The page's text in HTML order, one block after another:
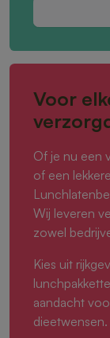
Voor
Of je nu een
of een
Wij leveren
zowel
Kies uit
aandacht
dieetwensen.